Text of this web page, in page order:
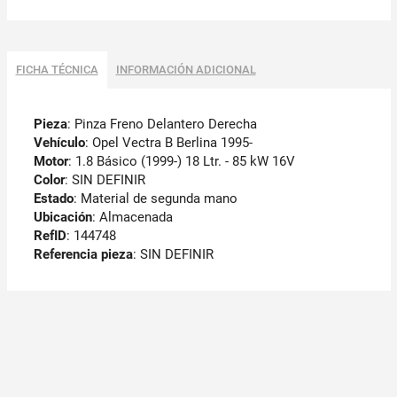
FICHA TÉCNICA INFORMACIÓN ADICIONAL
Pieza: Pinza Freno Delantero Derecha
Vehículo: Opel Vectra B Berlina 1995-
Motor: 1.8 Básico (1999-) 18 Ltr. - 85 kW 16V
Color: SIN DEFINIR
Estado: Material de segunda mano
Ubicación: Almacenada
RefID: 144748
Referencia pieza: SIN DEFINIR